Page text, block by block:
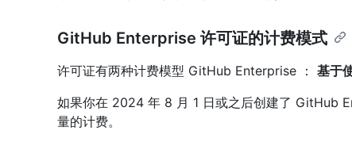
GitHub Enterprise 许可证的计费模式
许可证有两种计费模型 GitHub Enterprise ： 基于
如果你在 2024 年 8 月 1 日或之后创建了 GitHub
量的计费。